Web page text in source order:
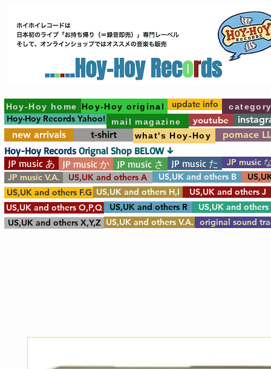
Hoy-Hoy home Hoy-Hoy original
Hoy-Hoy Records Yahoo! mail magazine youtube
new arrivals
t-shirt what's Hoy-Hoy pomace
update info
JP music あ JP music か JP music さ JP music た
JP music
JP music V.A.
US,UK and others A US,UK and others B
US,UK and others F.G US,UK and others H,I
US,UK and others J
US,UK and others O,P,Q
US,UK and others
US,UK and others R
US,UK and others X,Y,Z US,UK and others V.A. original sound
Hoy-Hoy Records Orignal Shop BELOW ↓